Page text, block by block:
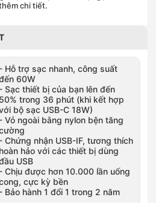
chi tiết.
- Hỗ trợ sạc nhanh, công suất
60W
- Sạc thiết bị của bạn lên đến
50% trong 36 phút (khi kết hợp
bộ sạc USB-C 18W)
- Vỏ ngoài bằng nylon bện tăng
- Chứng nhận USB-IF, tương thích
hoàn hảo với các thiết bị dùng
USB
- Chịu được hơn 10.000 lần uống
cực kỳ bền
- Bảo hành 1 đổi 1 trong 2 năm